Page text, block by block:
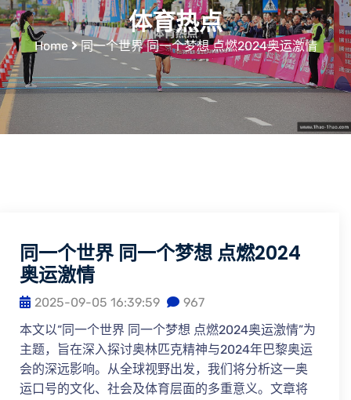
体育热点
Home 同一个世界 同一个梦想 点燃2024奥运激情
同一个世界 同一个梦想 点燃2024
奥运激情
2025-09-05 16:39:59
967
本文以“同一个世界 同一个梦想 点燃2024奥运激情”为
主题，旨在深入探讨奥林匹克精神与2024年巴黎奥运
会的深远影响。从全球视野出发，我们将分析这一奥
运口号的文化、社会及体育层面的多重意义。文章将